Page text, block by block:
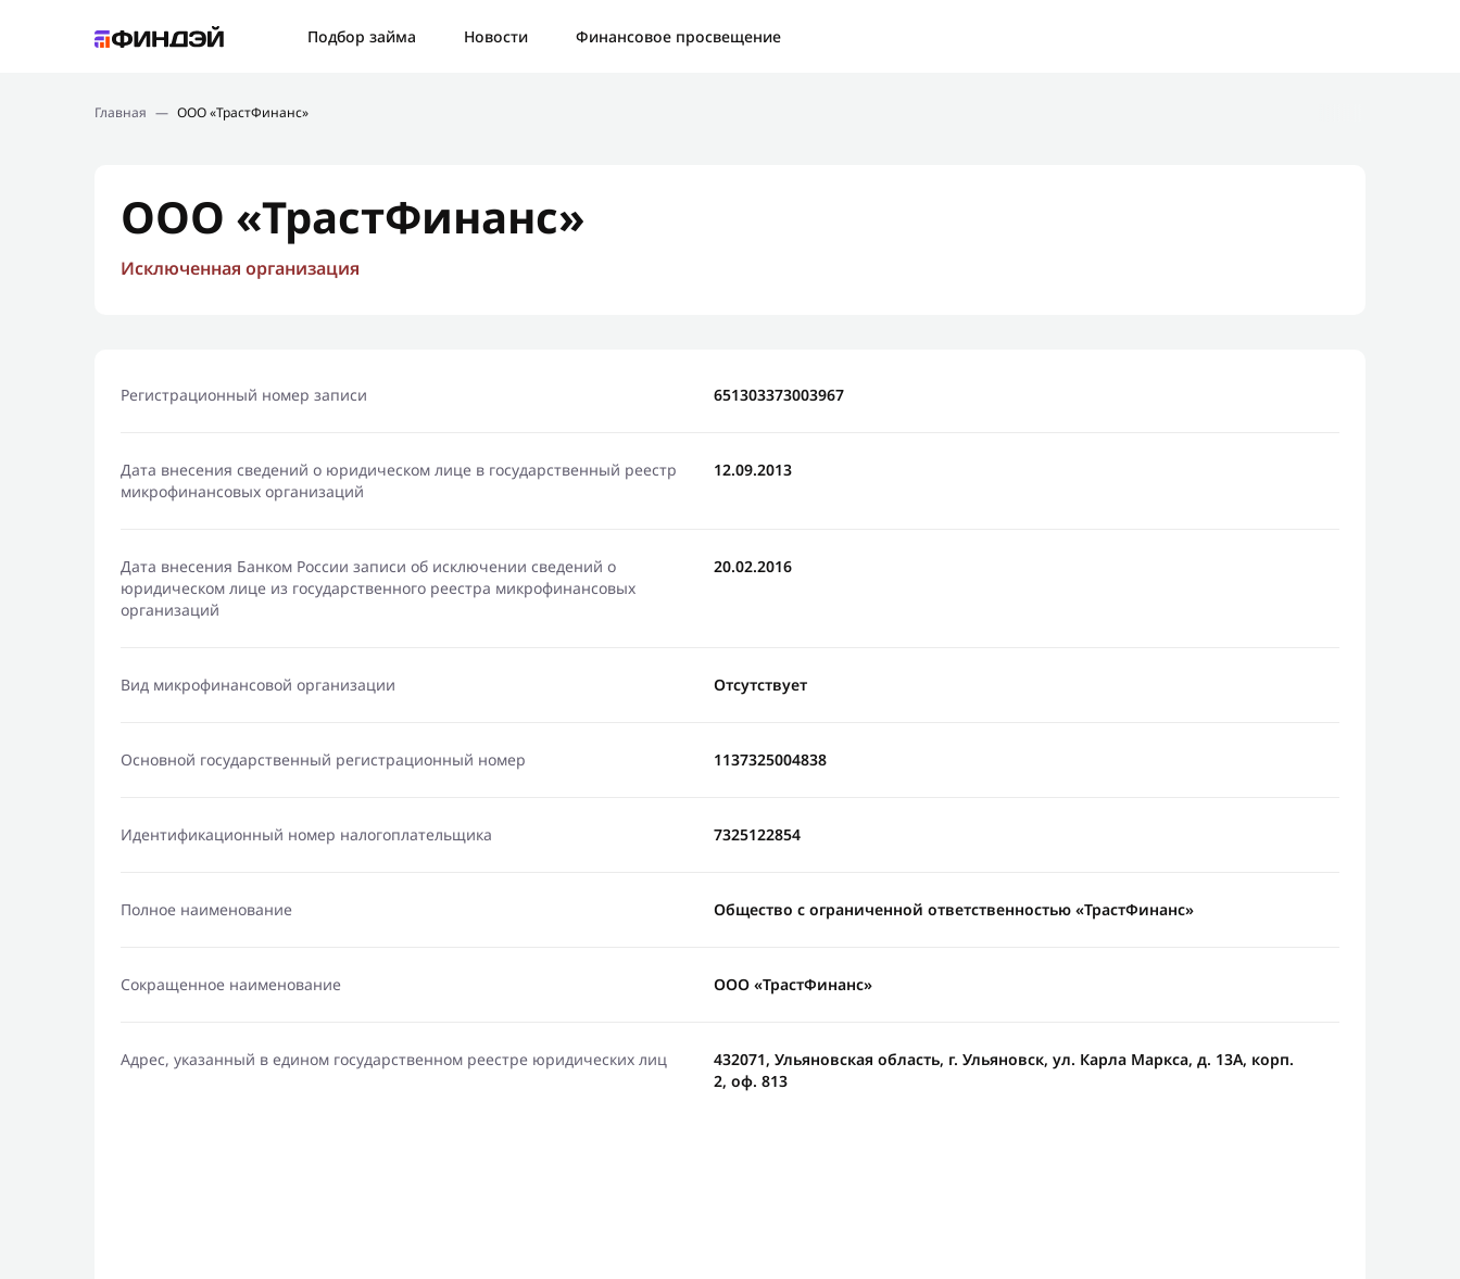
Подбор займа Новости
Финансовое просвещение
Новости
Главная — ООО «ТрастФинанс»
ООО «ТрастФинанс»
Исключенная организация
Регистрационный номер записи 651303373003967
Дата внесения сведений о юридическом лице в государственный реестр
микрофинансовых организаций
12.09.2013
Дата внесения Банком России записи об исключении сведений о
юридическом лице из государственного реестра микрофинансовых
организаций
20.02.2016
Вид микрофинансовой организации Отсутствует
Основной государственный регистрационный номер 1137325004838
Идентификационный номер налогоплательщика 7325122854
Полное наименование Общество с ограниченной ответственностью «ТрастФинанс»
Сокращенное наименование ООО «ТрастФинанс»
Адрес, указанный в едином государственном реестре юридических лиц
432071, Ульяновская область, г. Ульяновск, ул. Карла Маркса, д. 13А, корп.
2, оф. 813
Ошибка: Контактная форма не найдена.